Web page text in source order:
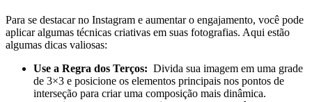
Para ⁢se destacar no Instagram e aumentar⁣ o engajamento, ​você pode
aplicar algumas‌ técnicas criativas em suas ⁤fotografias. ​Aqui estão
algumas dicas valiosas:
Use a Regra dos Terços: ⁤ Divida sua ‌imagem em⁤ uma grade
de 3×3 e‍ posicione os elementos principais ‌nos ​pontos⁣ de
interseção ⁣para criar uma ⁢composição mais dinâmica.